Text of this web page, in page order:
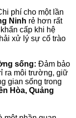
phí cho một lần
Ninh rẻ hơn rất
cấp khi hệ
xử lý sự cố trào
sống: Đảm bảo
ra môi trường, giữ
gian sống trong
Hòa, Quảng